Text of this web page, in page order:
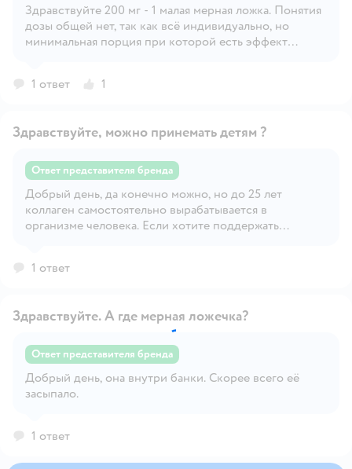
Открыть вопрос
Здравствуйте 200 мг - 1 малая мерная ложка. Понятия
дозы общей нет, так как всё индивидуально, но
минимальная порция при которой есть эффект
1 ответ 1
Открыть вопрос
Здравствуйте, можно принемать детям ?
Ответ представителя бренда
Добрый день, да конечно можно, но до 25 лет
коллаген самостоятельно вырабатывается в
организме человека. Если хотите поддержать
будет + восстанавливаться.
1 ответ
Открыть вопрос
Здравствуйте. А где мерная ложечка?
Ответ представителя бренда
Добрый день, она внутри банки. Скорее всего её
засыпало.
1 ответ